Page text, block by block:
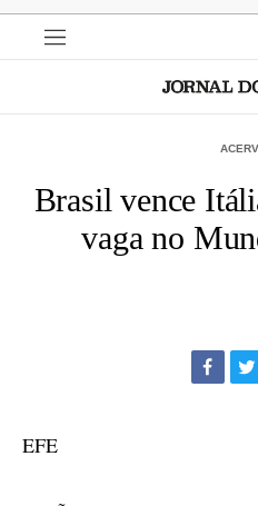
Brasil vence
vaga no
EFE